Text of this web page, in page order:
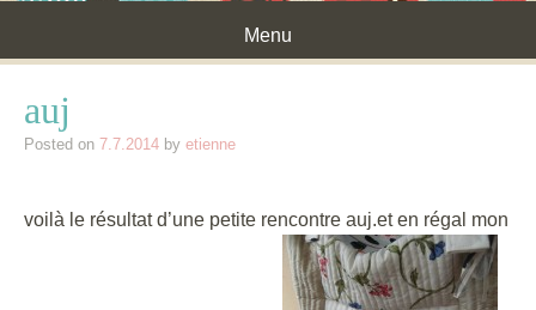
Menu
auj
Posted on 7.7.2014 by etienne
voilà le résultat d’une petite rencontre auj.et en régal mon